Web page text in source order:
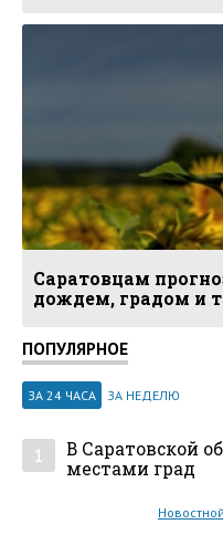
Саратовцам
дождем, градом и
ПОПУЛЯРНОЕ
ЗА 24 ЧАСА ЗА НЕДЕЛЮ
1
В Саратовской
местами град